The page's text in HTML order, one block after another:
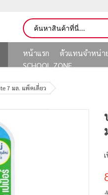
หน้าแรก ตัวแทนจำหน่า
SCHOOL ZONE
7 มล. แพ็คเดี่ยว